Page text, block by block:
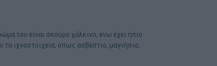
του είναι σκούρο χάλκινο, ενω έχει ήπιο
ιχνοστοιχεία, όπως ασβέστιο, μαγνήσιο,